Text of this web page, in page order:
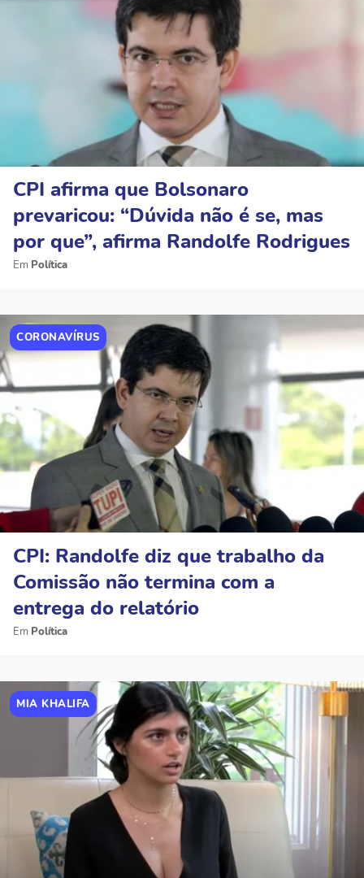
CPI afirma que Bolsonaro
prevaricou: “Dúvida não é se, mas
por que”, afirma Randolfe Rodrigues
Política
CORONAVÍRUS
CPI: Randolfe diz que trabalho da
Comissão não termina com a
entrega do relatório
Política
MIA KHALIFA